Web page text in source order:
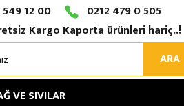
549 12 00
0212 479 0 505
Kargo Kaporta ürünleri hariç..!
ARA
VE SIVILAR